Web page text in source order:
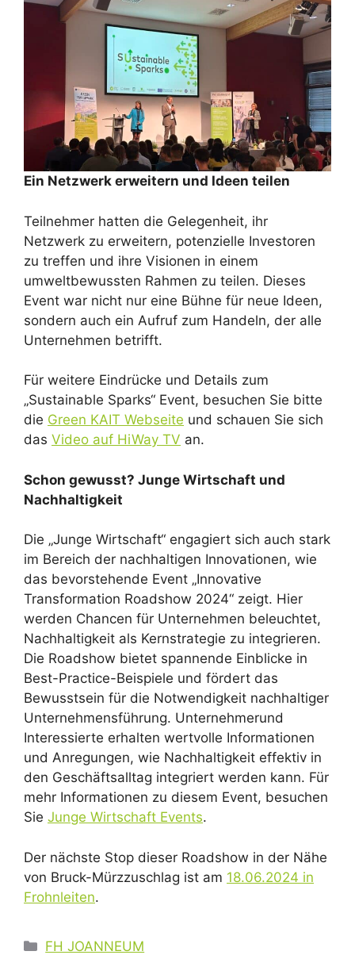
Ein Netzwerk erweitern und Ideen teilen
Teilnehmer hatten die Gelegenheit, ihr
Netzwerk zu erweitern, potenzielle Investoren
zu treffen und ihre Visionen in einem
umweltbewussten Rahmen zu teilen. Dieses
Event war nicht nur eine Bühne für neue Ideen,
sondern auch ein Aufruf zum Handeln, der alle
Unternehmen betrifft.
Für weitere Eindrücke und Details zum
„Sustainable Sparks“ Event, besuchen Sie bitte
die Green KAIT Webseite und schauen Sie sich
das Video auf HiWay TV an.
Schon gewusst? Junge Wirtschaft und
Nachhaltigkeit
Die „Junge Wirtschaft“ engagiert sich auch stark
im Bereich der nachhaltigen Innovationen, wie
das bevorstehende Event „Innovative
Transformation Roadshow 2024“ zeigt. Hier
werden Chancen für Unternehmen beleuchtet,
Nachhaltigkeit als Kernstrategie zu integrieren.
Die Roadshow bietet spannende Einblicke in
Best-Practice-Beispiele und fördert das
Bewusstsein für die Notwendigkeit nachhaltiger
Unternehmensführung. Unternehmerund
Interessierte erhalten wertvolle Informationen
und Anregungen, wie Nachhaltigkeit effektiv in
den Geschäftsalltag integriert werden kann. Für
mehr Informationen zu diesem Event, besuchen
Sie Junge Wirtschaft Events.
Der nächste Stop dieser Roadshow in der Nähe
von Bruck-Mürzzuschlag ist am 18.06.2024 in
Frohnleiten.
Kategorien
FH JOANNEUM